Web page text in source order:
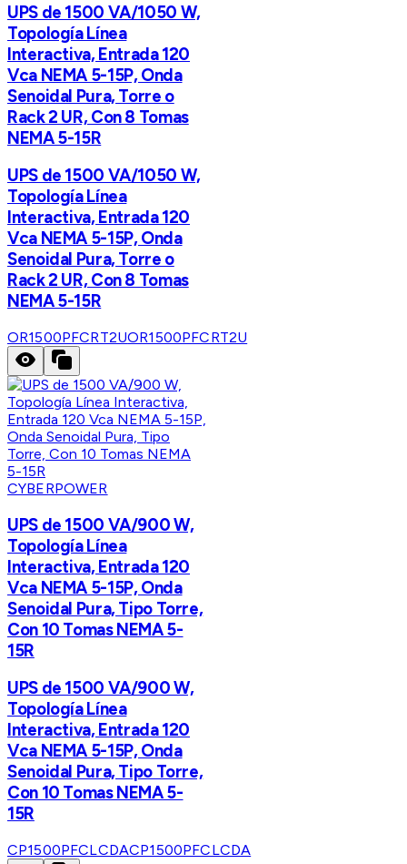
UPS de 1500 VA/1050 W,
Topología Línea
Interactiva, Entrada 120
Vca NEMA 5-15P, Onda
Senoidal Pura, Torre o
Rack 2 UR, Con 8 Tomas
NEMA 5-15R
UPS de 1500 VA/1050 W,
Topología Línea
Interactiva, Entrada 120
Vca NEMA 5-15P, Onda
Senoidal Pura, Torre o
Rack 2 UR, Con 8 Tomas
NEMA 5-15R
OR1500PFCRT2UOR1500PFCRT2U
CYBERPOWER
UPS de 1500 VA/900 W,
Topología Línea
Interactiva, Entrada 120
Vca NEMA 5-15P, Onda
Senoidal Pura, Tipo Torre,
Con 10 Tomas NEMA 5-
15R
UPS de 1500 VA/900 W,
Topología Línea
Interactiva, Entrada 120
Vca NEMA 5-15P, Onda
Senoidal Pura, Tipo Torre,
Con 10 Tomas NEMA 5-
15R
CP1500PFCLCDACP1500PFCLCDA